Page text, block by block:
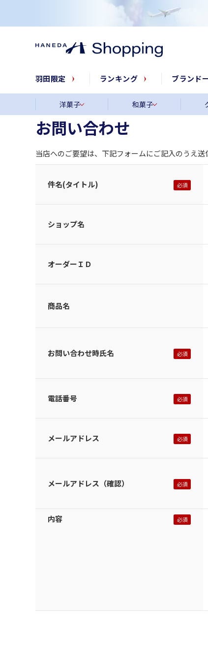
羽田限定 ランキング ブランド
洋菓子 和菓子
お問い合わせ
当店へのご要望は、下記フォームにご記入のうえ送
件名(タイトル)
ショップ名
オーダーＩＤ
商品名
お問い合わせ時氏名
電話番号
メールアドレス
メールアドレス（確認）
内容